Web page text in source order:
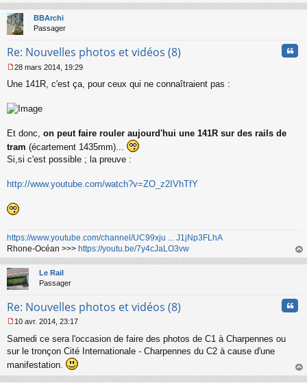
a
g
e
o
l
u
au
BBArchi
Passager
Re: Nouvelles photos et vidéos (8)
e
s
a
e
n
o
u
28 mars 2014, 19:29
Une 141R, c'est ça, pour ceux qui ne connaîtraient pas :
Et donc, on peut faire rouler aujourd'hui une 141R sur des rails de
tram (écartement 1435mm)...
Si,si c'est possible ; la preuve :
http://www.youtube.com/watch?v=ZO_z2IVhTfY
https://www.youtube.com/channel/UC99xju ... J1jNp3FLhA
Rhone-Océan >>> https://youtu.be/7y4cJaLO3vw
au
Le Rail
Passager
Re: Nouvelles photos et vidéos (8)
e
s
a
10 avr. 2014, 23:17
Samedi ce sera l'occasion de faire des photos de C1 à Charpennes ou
sur le tronçon Cité Internationale - Charpennes du C2 à cause d'une
manifestation.
au